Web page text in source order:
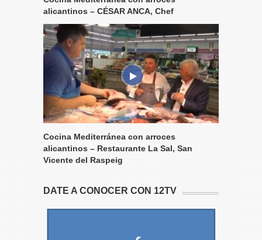
alicantinos – CÉSAR ANCA, Chef
Cocina Mediterránea con arroces
alicantinos – Restaurante La Sal, San
Vicente del Raspeig
DATE A CONOCER CON 12TV